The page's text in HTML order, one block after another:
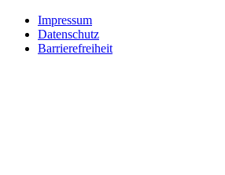
Impressum
Datenschutz
Barrierefreiheit